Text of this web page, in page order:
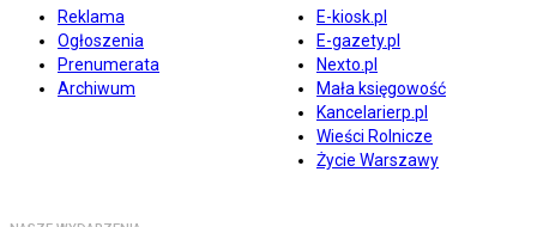
Reklama
Ogłoszenia
Prenumerata
Archiwum
E-kiosk.pl
E-gazety.pl
Nexto.pl
Mała księgowość
Kancelarierp.pl
Wieści Rolnicze
Życie Warszawy